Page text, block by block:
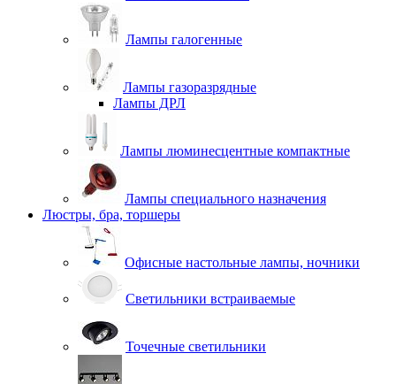
Лампы галогенные
Лампы газоразрядные
Лампы ДРЛ
Лампы люминесцентные компактные
Лампы специального назначения
Люстры, бра, торшеры
Офисные настольные лампы, ночники
Светильники встраиваемые
Точечные светильники